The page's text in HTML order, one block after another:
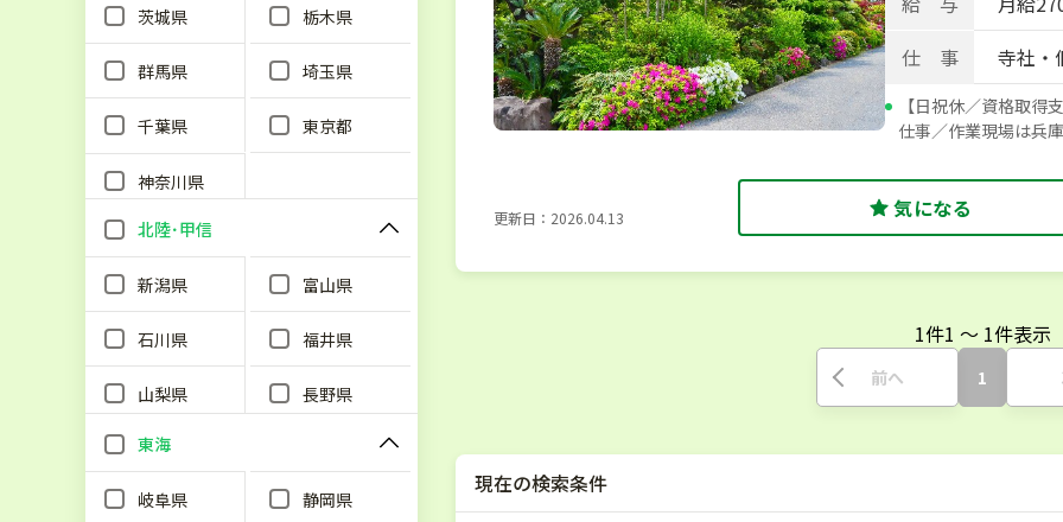
茨城県 栃木県
群馬県 埼玉県
千葉県 東京都
神奈川県
北陸･甲信
新潟県 富山県
石川県 福井県
山梨県 長野県
東海
岐阜県 静岡県
仕 事
寺社・
【日祝休／資格取得
仕事／作業現場は兵
更新日：2026.04.13 気になる
1件1 〜 1件表示
前へ 1
現在の検索条件